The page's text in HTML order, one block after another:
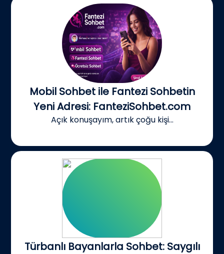
Mobil Sohbet ile Fantezi Sohbetin
Yeni Adresi: FanteziSohbet.com
Açık konuşayım, artık çoğu kişi...
Türbanlı Bayanlarla Sohbet: Saygılı